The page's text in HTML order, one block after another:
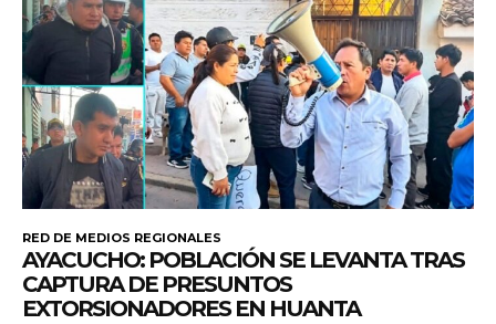
RED DE MEDIOS REGIONALES
AYACUCHO: POBLACIÓN SE LEVANTA TRAS
CAPTURA DE PRESUNTOS
EXTORSIONADORES EN HUANTA